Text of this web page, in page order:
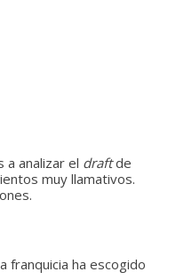
a analizar el draftde
muy llamativos.
franquicia ha escogido